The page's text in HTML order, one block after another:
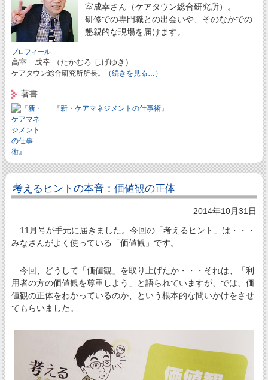
室成幸さん（ケアタウン総合研究所）。
研修での専門職との出会いや、そのなかでの
懇親的な現場を届けます。
プロフィール
高室 成幸 （たかむろ しげゆき）
ケアタウン総合研究所所長。 （続きを見る…）
著書
『新・ケアマネジメントの仕事術』
考えるヒントの本音：価値観の正体
2014年10月31日
11月号が手元に届きました。今回の「考えるヒント」は・・・
みなさんがよく使っている「価値観」です。
今回、どうして「価値観」を取り上げたか・・・それは、「利
用者の方の価値観を尊重しよう」と語られていますが、では、価
値観の正体をわかっているのか、という根本的な問いかけをさせ
てもらいました。